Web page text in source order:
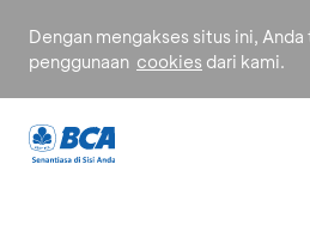
Dengan mengakses situs ini,
penggunaan cookies dari kami.